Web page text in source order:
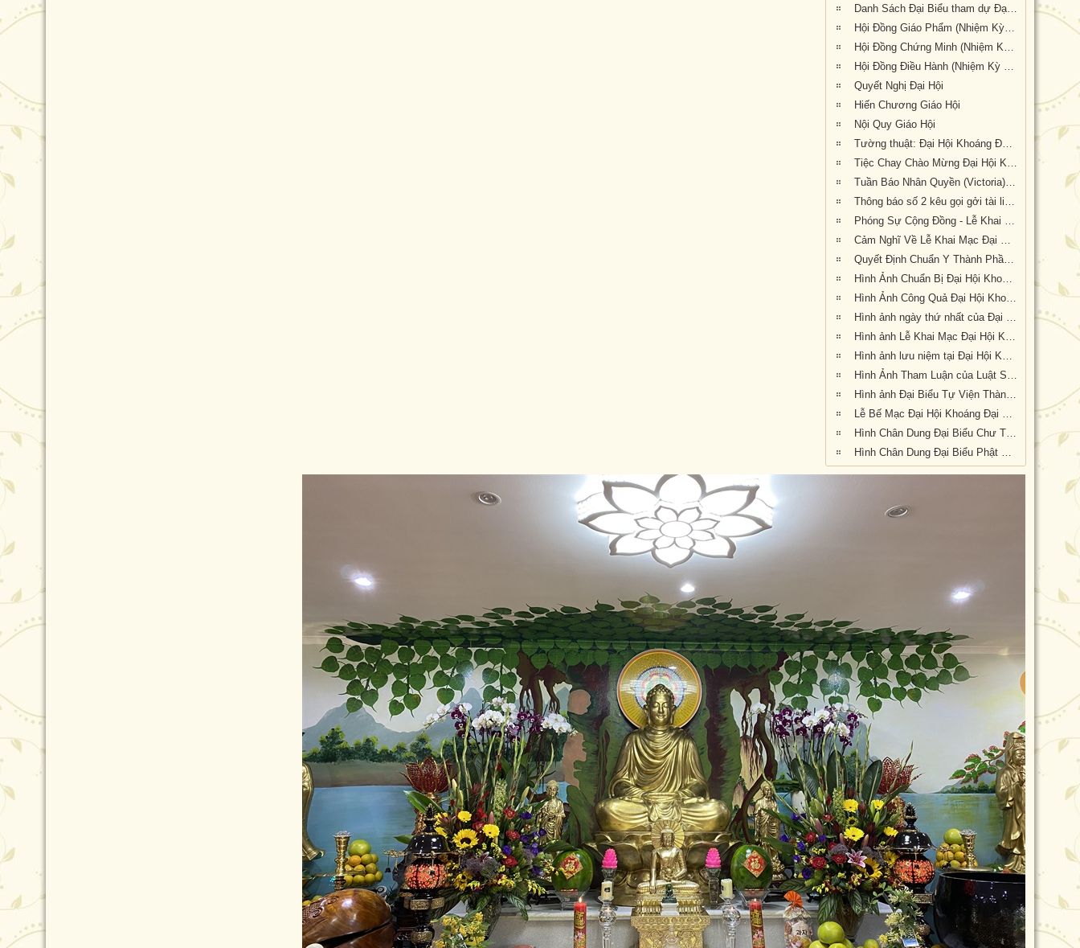
Danh Sách Đại Biểu tham dự Đại Hội Khoáng Đại Kỳ 6
Hội Đồng Giáo Phẩm (Nhiệm Kỳ VI, 2019-2023)
Hội Đồng Chứng Minh (Nhiệm Kỳ VI, 2019-2023) Giáo Hội Phật Giáo Việt Nam Thống Nhất Hải Ngoại tại Úc Đại Lợi – Tân Tây Lan
Hội Đồng Điều Hành (Nhiệm Kỳ VI, 2019-2023)
Quyết Nghị Đại Hội
Hiến Chương Giáo Hội
Nội Quy Giáo Hội
Tường thuật: Đại Hội Khoáng Đại Kỳ 6 Giáo Hội Phật Giáo Việt Nam Thống Nhất Hải Ngoại Tại Úc Đại Lợi-Tân Tây Lan, tổ chức tại Tu Viện Quảng Đức, thành tựu viên mãn
Tiệc Chay Chào Mừng Đại Hội Kỳ 6 và Mừng Chu Niên 20 năm (1999-2019) của Giáo Hội Phật Giáo Việt Nam Thống Nhất Hải Ngoại tại Úc Đại Lợi-Tân Tây Lan
Tuần Báo Nhân Quyền (Victoria) đưa tin về kết quả Đại Hội Khoáng Đại Kỳ 6 tổ chức tại Tu Viện Quảng Đức từ ngày 20 đến ngày 22 tháng 9 năm 2019
Thông báo số 2 kêu gọi gởi tài liệu cho Kỷ Yếu Đại Hội Kỳ 6
Phóng Sự Cộng Đồng - Lễ Khai Mạc - Đại Hội Khoáng Đại Kỳ 6 - Tu Viện Quảng Đức
Cảm Nghĩ Về Lễ Khai Mạc Đại Hội Khoáng Đại Kỳ 6 tổ chức tại Tu Viện Quảng Đức, Melbourne, Úc Châu (21/9/2019)
Quyết Định Chuẩn Y Thành Phần Nhân Sự Hội Đồng Điều Hành Nhiệm Kỳ VI (2019-2023)
Hình Ảnh Chuẩn Bị Đại Hội Khoáng Đại kỳ 6 tại Tu Viện Quảng Đức, Melbourne, Úc Châu (hình chụp trưa Thứ Sáu, 20-9-2019)
Hình Ảnh Công Quả Đại Hội Khoáng Đại Kỳ 6 Tại Tu Viện Quảng Đức
Hình ảnh ngày thứ nhất của Đại Hội Khoáng Đại Kỳ 6 của Giáo Hội PGVNTNHN tại UĐL-TTL ( Thứ Sáu, ngày 20/09/2019)
Hình ảnh Lễ Khai Mạc Đại Hội Khoáng Đại Kỳ 6 của Giáo Hội Phật Giáo Việt Nam Thống Nhất Hải Ngoại tại Úc Đại Lợi Tân Tây Lan (10.30am Thứ Bảy 21-9-2019)
Hình ảnh lưu niệm tại Đại Hội Khoáng Đại Kỳ 6 của Giáo Hội Phật Giáo Việt Nam Thống Nhất Hải Ngoại tại Úc Đại Lợi Tân Tây Lan (10.30am Thứ Bảy 21-9-2019)
Hình Ảnh Tham Luận của Luật Sư Đào Tăng Dực
Hình ảnh Đại Biểu Tự Viện Thành Viên Giáo Hội tại Đại Hội Kỳ 6 được tổ chức tại Tu Viện Quảng Đức, Melbourne, Victoria, trong 3 ngày 20, 21 và 22 tháng 9 năm 2019
Lễ Bế Mạc Đại Hội Khoáng Đại Kỳ 6 tại Tu Viện Quảng Đức (1.pm-2.30pm, chiều chủ nhật 22-9-2019)
Hình Chân Dung Đại Biểu Chư Tôn Đức tại Đại Hội Khoáng Đại kỳ 6 của Giáo Hội Phật Giáo Việt Nam Thống Nhất Hải Ngoại tại Úc Đại Lợi-Tân Tây Lan, được tổ chức tại Tu Viện Quảng Đức, Melbourne, Victoria, trong 3 ngày 20, 21 và 22 tháng 9 năm 2019
Hình Chân Dung Đại Biểu Phật Tử tham dự Đại Hội Khoáng Đại Kỳ 6 của Giáo Hội Phật Giáo Việt Nam Thống Nhất Hải Ngoại tại Úc Đại Lợi-Tân Tây Lan, được tổ chức tại Tu Viện Quảng Đức, Melbourne, Victoria, trong 3 ngày 20, 21 và 22 tháng 9 năm 2019